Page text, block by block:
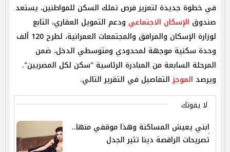
في خطوة جديدة لتعزيز فرص تملك السكن للمواطنين، يستعد
صندوق الإسكان الاجتماعي ودعم التمويل العقاري، التابع
لوزارة الإسكان والمرافق والمجتمعات العمرانية، لطرح 120 ألف
وحدة سكنية موجهة لمحدودي ومتوسطي الدخل، ضمن
المرحلة السابعة من المبادرة الرئاسية "سكن لكل المصريين".
ويرصد الموجزالتفاصيل في التقرير التالي.
لا يفوتك
ابني يعيش المساكنة وهذا موقفي منها..
تصريحات الراقصة دينا تثير الجدل